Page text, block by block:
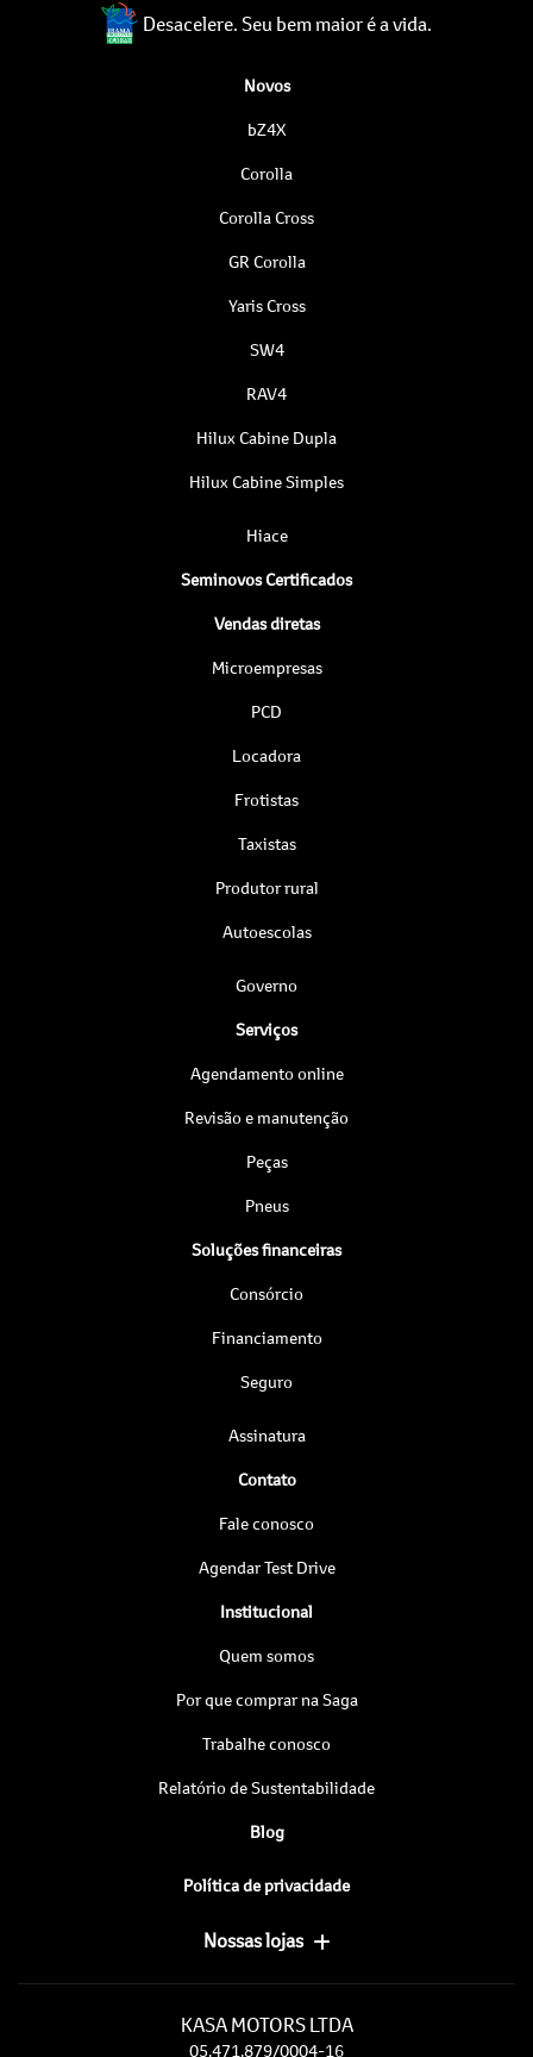
Desacelere. Seu bem maior é a vida.
Novos
bZ4X
Corolla
Corolla Cross
GR Corolla
Yaris Cross
SW4
RAV4
Hilux Cabine Dupla
Hilux Cabine Simples
Hiace
Seminovos Certificados
Vendas diretas
Microempresas
PCD
Locadora
Frotistas
Taxistas
Produtor rural
Autoescolas
Governo
Serviços
Agendamento online
Revisão e manutenção
Peças
Pneus
Soluções financeiras
Consórcio
Financiamento
Seguro
Assinatura
Contato
Fale conosco
Agendar Test Drive
Institucional
Quem somos
Por que comprar na Saga
Trabalhe conosco
Relatório de Sustentabilidade
Blog
Política de privacidade
Nossas lojas
KASA MOTORS LTDA
05.471.879/0004-16